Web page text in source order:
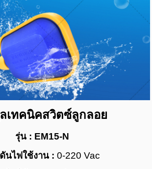
เทคนิคสวิตซ์ลูกลอย
รุ่น : EM15-N
นไฟใช้งาน : 0-220 Vac